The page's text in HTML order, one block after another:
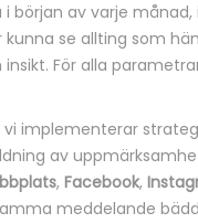
början av varje
se allting som
För alla
vi implementerar
av
, Facebook,
meddelande